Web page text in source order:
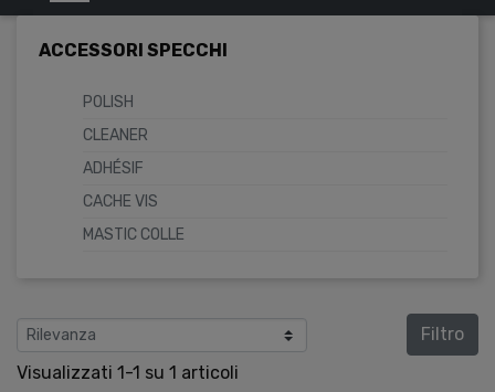
ACCESSORI SPECCHI
POLISH
CLEANER
ADHÉSIF
CACHE VIS
MASTIC COLLE
Filtro
Visualizzati 1-1 su 1 articoli